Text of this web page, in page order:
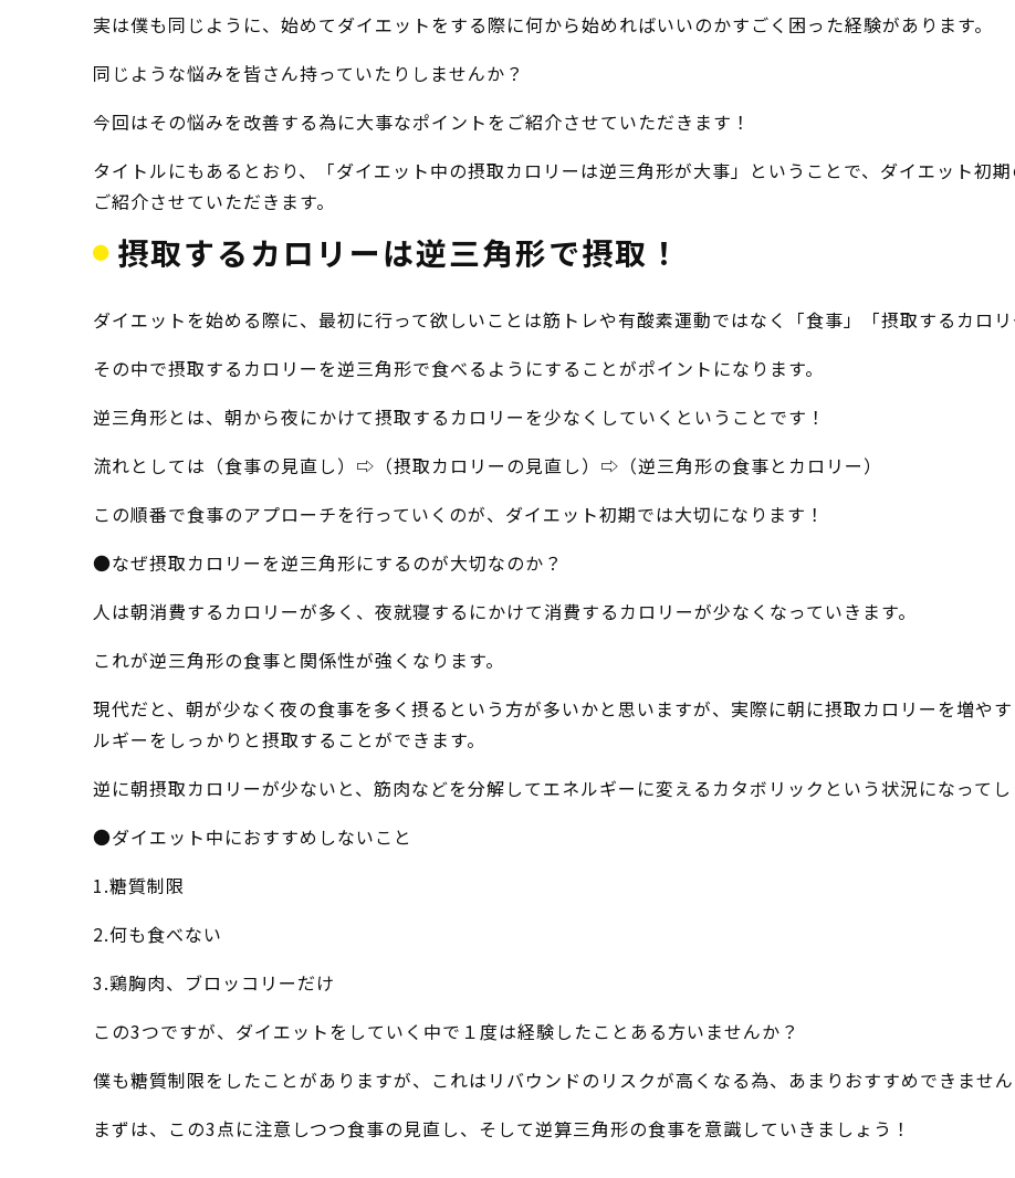
実は僕も同じように、始めてダイエットをする際に何から始めればいいのかすごく困った経験があります。
同じような悩みを皆さん持っていたりしませんか？
今回はその悩みを改善する為に大事なポイントをご紹介させていただきます！
タイトルにもあるとおり、「ダイエット中の摂取カロリーは逆三角形が大事」ということで、ダイエット初
ご紹介させていただきます。
摂取するカロリーは逆三角形で摂取！
ダイエットを始める際に、最初に行って欲しいことは筋トレや有酸素運動ではなく「食事」「摂取するカロ
その中で摂取するカロリーを逆三角形で食べるようにすることがポイントになります。
逆三角形とは、朝から夜にかけて摂取するカロリーを少なくしていくということです！
流れとしては（食事の見直し）⇨（摂取カロリーの見直し）⇨（逆三角形の食事とカロリー）
この順番で食事のアプローチを行っていくのが、ダイエット初期では大切になります！
●なぜ摂取カロリーを逆三角形にするのが大切なのか？
人は朝消費するカロリーが多く、夜就寝するにかけて消費するカロリーが少なくなっていきます。
これが逆三角形の食事と関係性が強くなります。
現代だと、朝が少なく夜の食事を多く摂るという方が多いかと思いますが、実際に朝に摂取カロリーを増や
ルギーをしっかりと摂取することができます。
逆に朝摂取カロリーが少ないと、筋肉などを分解してエネルギーに変えるカタボリックという状況になってし
●ダイエット中におすすめしないこと
1.糖質制限
2.何も食べない
3.鶏胸肉、ブロッコリーだけ
この3つですが、ダイエットをしていく中で１度は経験したことある方いませんか？
僕も糖質制限をしたことがありますが、これはリバウンドのリスクが高くなる為、あまりおすすめできません
まずは、この3点に注意しつつ食事の見直し、そして逆算三角形の食事を意識していきましょう！